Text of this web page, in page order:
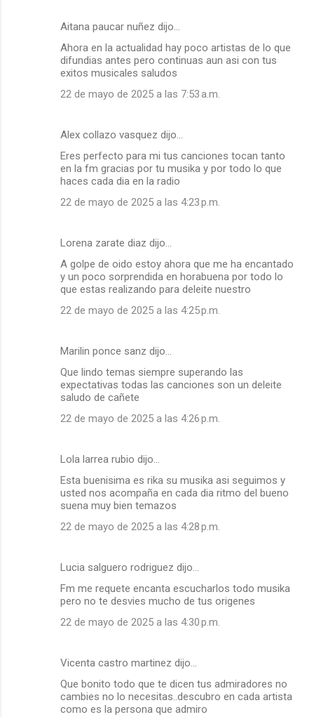
Aitana paucar nuñez dijo…
Ahora en la actualidad hay poco artistas de lo que
difundias antes pero continuas aun asi con tus
exitos musicales saludos
22 de mayo de 2025 a las 7:53 a.m.
Alex collazo vasquez dijo…
Eres perfecto para mi tus canciones tocan tanto
en la fm gracias por tu musika y por todo lo que
haces cada dia en la radio
22 de mayo de 2025 a las 4:23 p.m.
Lorena zarate diaz dijo…
A golpe de oido estoy ahora que me ha encantado
y un poco sorprendida en horabuena por todo lo
que estas realizando para deleite nuestro
22 de mayo de 2025 a las 4:25 p.m.
Marilin ponce sanz dijo…
Que lindo temas siempre superando las
expectativas todas las canciones son un deleite
saludo de cañete
22 de mayo de 2025 a las 4:26 p.m.
Lola larrea rubio dijo…
Esta buenisima es rika su musika asi seguimos y
usted nos acompaña en cada dia ritmo del bueno
suena muy bien temazos
22 de mayo de 2025 a las 4:28 p.m.
Lucia salguero rodriguez dijo…
Fm me requete encanta escucharlos todo musika
pero no te desvies mucho de tus origenes
22 de mayo de 2025 a las 4:30 p.m.
Vicenta castro martinez dijo…
Que bonito todo que te dicen tus admiradores no
cambies no lo necesitas..descubro en cada artista
como es la persona que admiro